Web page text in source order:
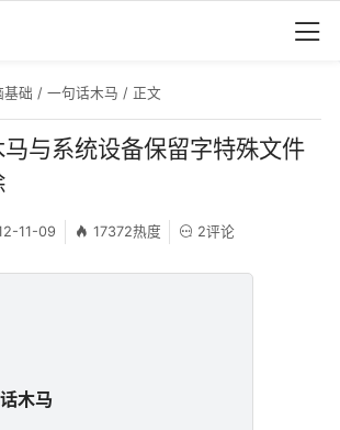
基础 / 一句话木马 / 正文
与系统设备保留字特殊文件
11-09 17372热度 2评论
木马